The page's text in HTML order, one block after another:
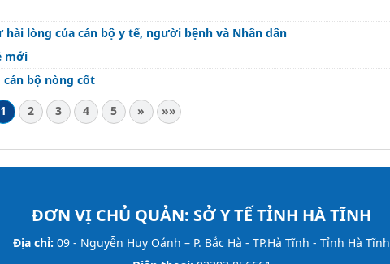
lòng của cán bộ y tế, người bệnh và Nhân dân
mới
cán bộ nòng cốt
1
2 3 4 5 » »»
ĐƠN VỊ CHỦ QUẢN: SỞ Y TẾ TỈNH HÀ TĨNH
Địa chỉ: 09 - Nguyễn Huy Oánh – P. Bắc Hà - TP.Hà Tĩnh - Tỉnh Hà Tĩnh